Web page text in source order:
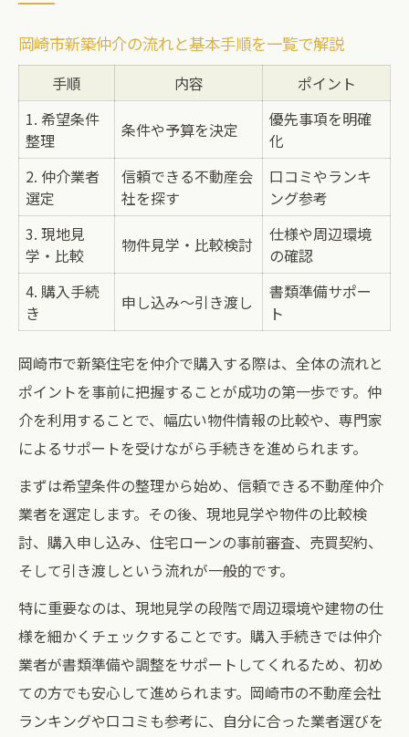
資産価値が上がる新築の立地条件とは
岡崎市のエリアごと新築資産性比較早見表
将来性を見据えた新築購入のポイント
新築仲介で失敗しない土地選びのコツ
資産性重視の新築住宅選択術を伝授
新築購入希望者必見の岡崎市仲介選択ポイント
仲介業者比較で分かる新築選びの違い
岡崎市で新築を選ぶ際の重要チェック項目
新築仲介のメリットとデメリットを整理
希望条件別にみる新築仲介の選び方
岡崎市不動産業者との上手な付き合い方
住宅選びに迷うなら実例付き岡崎市新築体験記
実際の新築仲介体験談を通じて学ぶポイン
ト集
家族構成別・新築購入体験の違いに注目
岡崎市で新築を建てた人のリアルな声
現地見学で分かった新築選びの決め手
移住支援と補助金を活かす新築仲介の進め方
岡崎市新築で利用できる主な補助金一覧
移住支援制度を活用した新築取得の流れ
新築仲介と補助金申請のタイミング解説
岡崎市新築仲介の流れと基本手順を一覧で解説
手順 内容
ポイント
1. 希望条件
整理
条件や予算を決定
優先事項を明確
化
2. 仲介業者
選定
信頼できる不動産会
社を探す
口コミやランキ
ング参考
3. 現地見
学・比較
物件見学・比較検討
仕様や周辺環境
の確認
4. 購入手続
き
申し込み～引き渡し
書類準備サポー
ト
岡崎市で新築住宅を仲介で購入する際は、全体の流れと
ポイントを事前に把握することが成功の第一歩です。仲
介を利用することで、幅広い物件情報の比較や、専門家
によるサポートを受けながら手続きを進められます。
まずは希望条件の整理から始め、信頼できる不動産仲介
業者を選定します。その後、現地見学や物件の比較検
討、購入申し込み、住宅ローンの事前審査、売買契約、
そして引き渡しという流れが一般的です。
特に重要なのは、現地見学の段階で周辺環境や建物の仕
様を細かくチェックすることです。購入手続きでは仲介
業者が書類準備や調整をサポートしてくれるため、初め
ての方でも安心して進められます。岡崎市の不動産会社
ランキングや口コミも参考に、自分に合った業者選びを